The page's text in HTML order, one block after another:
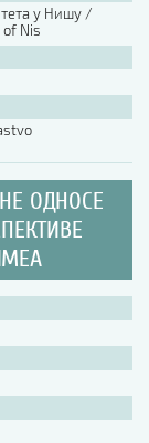
у Нишу /
Nis
ОДНОСЕ